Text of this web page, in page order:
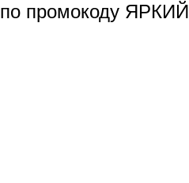
по промокоду ЯРКИЙ